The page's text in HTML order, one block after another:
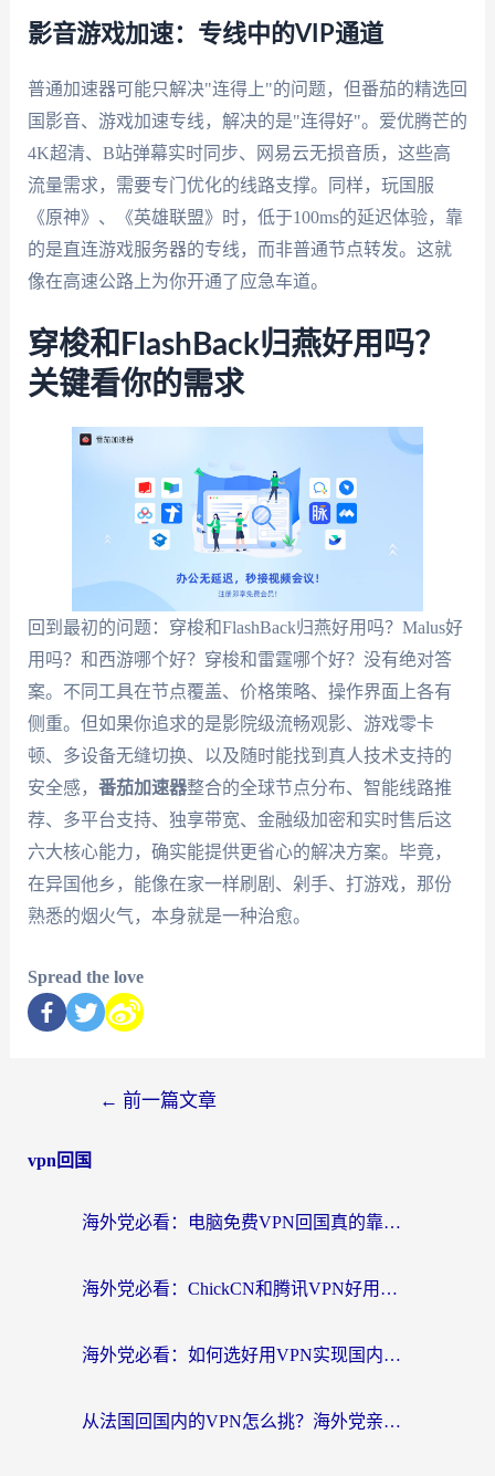
影音游戏加速：专线中的VIP通道
普通加速器可能只解决"连得上"的问题，但番茄的精选回
国影音、游戏加速专线，解决的是"连得好"。爱优腾芒的
4K超清、B站弹幕实时同步、网易云无损音质，这些高
流量需求，需要专门优化的线路支撑。同样，玩国服
《原神》、《英雄联盟》时，低于100ms的延迟体验，靠
的是直连游戏服务器的专线，而非普通节点转发。这就
像在高速公路上为你开通了应急车道。
穿梭和FlashBack归燕好用吗？
关键看你的需求
回到最初的问题：穿梭和FlashBack归燕好用吗？Malus好
用吗？和西游哪个好？穿梭和雷霆哪个好？没有绝对答
案。不同工具在节点覆盖、价格策略、操作界面上各有
侧重。但如果你追求的是影院级流畅观影、游戏零卡
顿、多设备无缝切换、以及随时能找到真人技术支持的
安全感， 番茄加速器整合的全球节点分布、智能线路推
荐、多平台支持、独享带宽、金融级加密和实时售后这
六大核心能力，确实能提供更省心的解决方案。毕竟，
在异国他乡，能像在家一样刷剧、剁手、打游戏，那份
熟悉的烟火气，本身就是一种治愈。
Spread the love
← 前一篇文章
vpn回国
海外党必看：电脑免费VPN回国真的靠谱吗？附实测对比与最优方案指南
海外党必看：ChickCN和腾讯VPN好用吗？3招选对回国加速器，告别地区限制
海外党必看：如何选好用VPN实现国内资源无缝访问？从越南到全球都适用
从法国回国内的VPN怎么挑？海外党亲测：稳定、多端、安全才是关键